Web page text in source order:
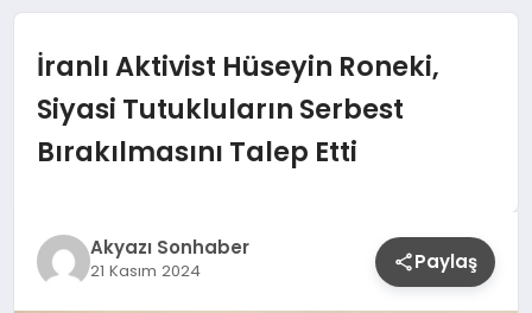
SPOR
YAŞAM
İranlı Aktivist Hüseyin Roneki,
Siyasi Tutukluların Serbest
Bırakılmasını Talep Etti
Akyazı Sonhaber
21 Kasım 2024 Paylaş